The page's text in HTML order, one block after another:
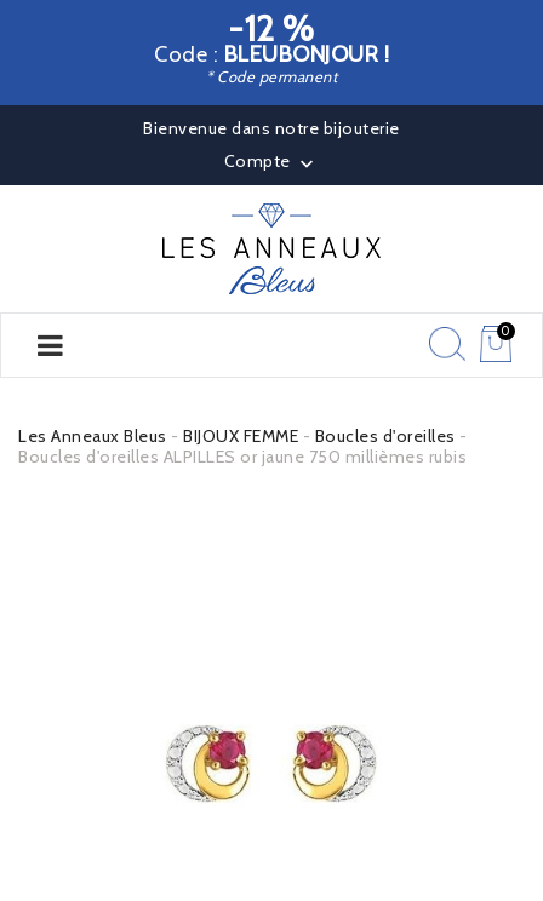
-12 %
Code : BLEUBONJOUR !
* Code permanent
Bienvenue dans notre bijouterie
Compte 
0
Les Anneaux Bleus BIJOUX FEMME
Boucles d'oreilles
Boucles d'oreilles ALPILLES or jaune 750 millièmes rubis